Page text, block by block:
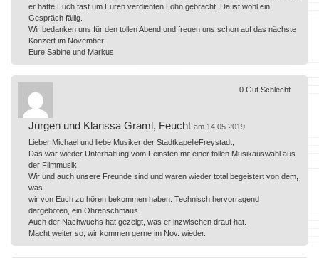
er hätte Euch fast um Euren verdienten Lohn gebracht. Da ist wohl ein
Gespräch fällig.
Wir bedanken uns für den tollen Abend und freuen uns schon auf das nächste
Konzert im November.
Eure Sabine und Markus
Jürgen und Klarissa Graml, Feucht am 14.05.2019
Lieber Michael und liebe Musiker der StadtkapelleFreystadt,
Das war wieder Unterhaltung vom Feinsten mit einer tollen Musikauswahl aus
der Filmmusik.
Wir und auch unsere Freunde sind und waren wieder total begeistert von dem,
was
wir von Euch zu hören bekommen haben. Technisch hervorragend
dargeboten, ein Ohrenschmaus.
Auch der Nachwuchs hat gezeigt, was er inzwischen drauf hat.
Macht weiter so, wir kommen gerne im Nov. wieder.
0 Gut Schlecht